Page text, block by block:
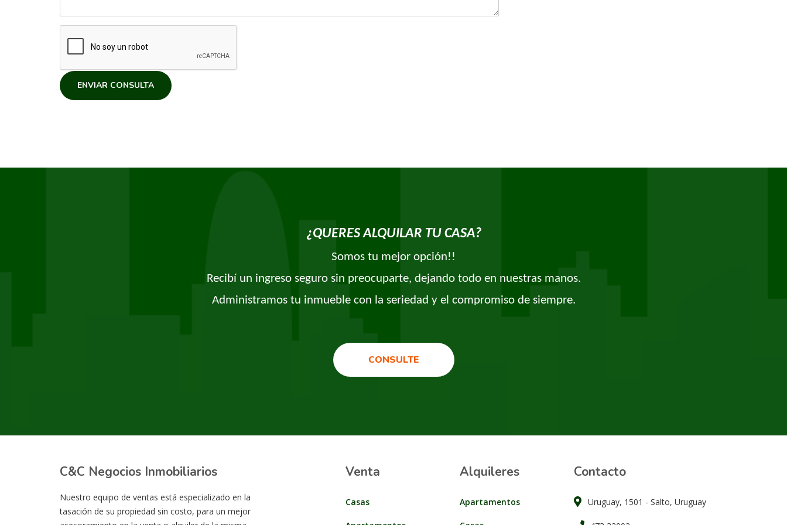
ENVIAR CONSULTA
¿QUERES ALQUILAR TU CASA?
Somos tu mejor opción!!
Recibí un ingreso seguro sin preocuparte, dejando todo en nuestras manos.
Administramos tu inmueble con la seriedad y el compromiso de siempre.
CONSULTE
C&C Negocios Inmobiliarios
Nuestro equipo de ventas está especializado en la
tasación de su propiedad sin costo, para un mejor
Venta
Casas
Alquileres
Apartamentos
Contacto
Uruguay, 1501 - Salto, Uruguay